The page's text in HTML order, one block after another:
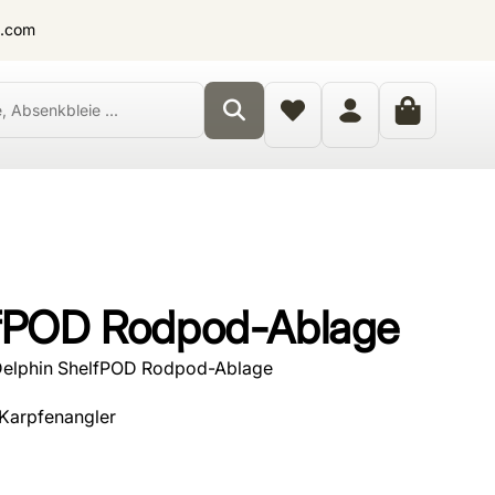
Rodpod-Ablage
ShelfPOD Rodpod-Ablage